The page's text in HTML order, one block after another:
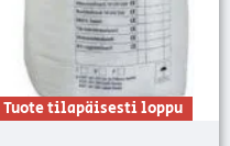
Tuote tilapäisesti loppu